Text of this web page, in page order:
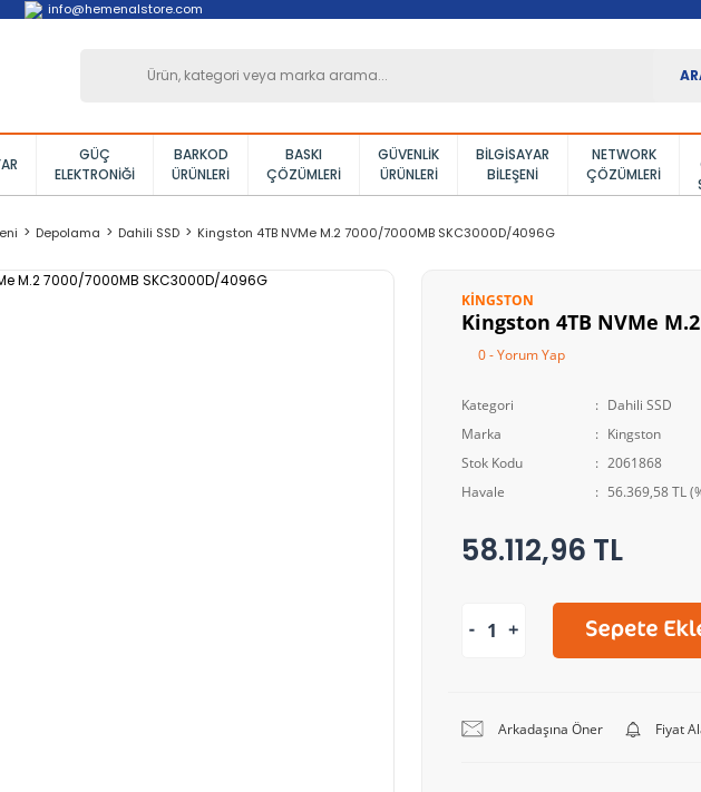
info@hemenalstore.com
GÜÇ
ELEKTRONIĞI
BARKOD
ÜRÜNLERI
BASKI
ÇÖZÜMLERI
GÜVENLIK
ÜRÜNLERI
BILGISAYAR
BILEŞENI
NETWORK
ÇÖZÜMLERI
Depolama Dahili SSD Kingston 4TB NVMe M.2 7000/7000MB SKC3000D/4096G
KINGSTON
Kingston 4TB NVMe M.2
0 - Yorum Yap
Kategori
Dahili SSD
Marka
Kingston
Stok Kodu
2061868
Havale
56.369,58 TL
58.112,96 TL
Arkadaşına Öner Fiyat